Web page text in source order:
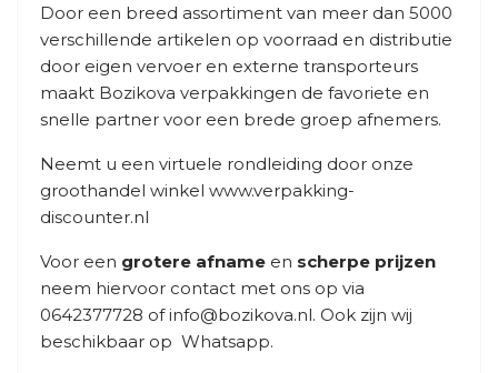
Door een breed assortiment van meer dan 5000
verschillende artikelen op voorraad en distributie
door eigen vervoer en externe transporteurs
maakt Bozikova verpakkingen de favoriete en
snelle partner voor een brede groep afnemers.
Neemt u een virtuele rondleiding door onze
groothandel winkel www.verpakking-
discounter.nl
Voor een grotere afname en scherpe prijzen
neem hiervoor contact met ons op via
0642377728 ofinfo@bozikova.nl. Ook zijn wij
beschikbaar op Whatsapp.